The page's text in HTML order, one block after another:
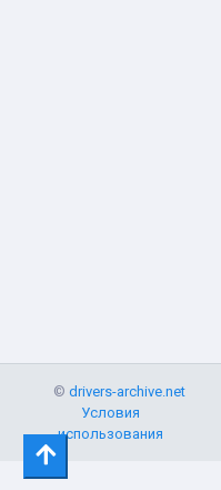
©drivers-archive.net
Условия
использования